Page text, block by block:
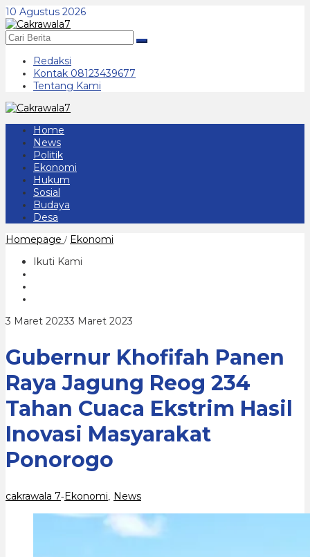
Lewati
ke
konten
10 Agustus 2026
Redaksi
Kontak 08123439677
Tentang Kami
Home
News
Politik
Ekonomi
Hukum
Sosial
Budaya
Desa
Homepage / Ekonomi
Tahan
Cuaca
Hasil
Inovasi
Ponorogo
Ikuti Kami
3 Maret 20233 Maret 2023
Gubernur Khofifah Panen
Raya Jagung Reog 234
Tahan Cuaca Ekstrim Hasil
Inovasi Masyarakat
Ponorogo
cakrawala 7-Ekonomi News